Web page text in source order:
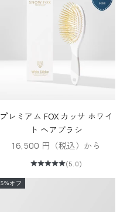
プレミアム FOX カッサ ホワイ
ト ヘアブラシ
セール価格
16,500 円（税込）から
(5.0)
5%オフ